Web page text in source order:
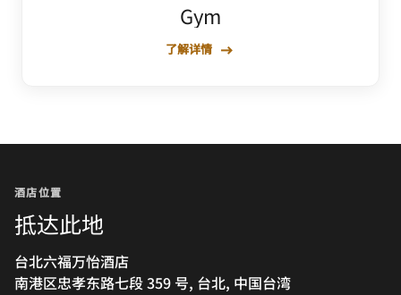
Gym
了解详情
酒店位置
抵达此地
台北六福万怡酒店
南港区忠孝东路七段 359 号, 台北, 中国台湾